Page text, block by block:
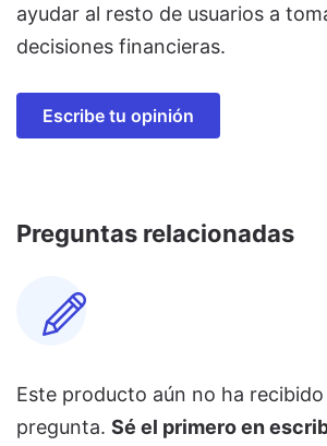
ayudar al resto de usuarios a
decisiones financieras.
Escribe tu opinión
Preguntas relacionadas
Este producto aún no ha
pregunta. Sé el primero en